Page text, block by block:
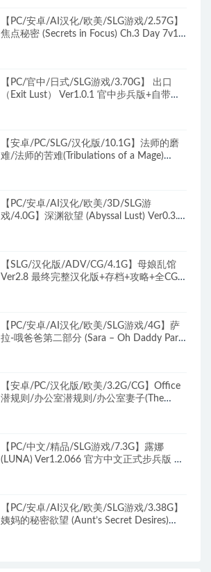
【PC/安卓/AI汉化/欧美/SLG游戏/2.57G】
焦点秘密 (Secrets in Focus) Ch.3 Day 7v1
【PC/官中/日式/SLG游戏/3.70G】 出口
（Exit Lust） Ver1.0.1 官中步兵版+自带全
【安卓/PC/SLG/汉化版/10.1G】法师的磨
难/法师的苦难(Tribulations of a Mage)
【PC/安卓/AI汉化/欧美/3D/SLG游
戏/4.0G】深渊欲望 (Abyssal Lust) Ver0.3.1
【SLG/汉化版/ADV/CG/4.1G】母娘乱馆
Ver2.8 最终完整汉化版+存档+攻略+全CG
【PC/安卓/AI汉化/欧美/SLG游戏/4G】萨
拉-哦爸爸第二部分 (Sara – Oh Daddy Part
【安卓/PC/汉化版/欧美/3.2G/CG】Office
潜规则/办公室潜规则/办公室妻子(The
【PC/中文/精品/SLG游戏/7.3G】露娜
(LUNA) Ver1.2.066 官方中文正式步兵版 中
【PC/安卓/AI汉化/欧美/SLG游戏/3.38G】
姨妈的秘密欲望 (Aunt’s Secret Desires)